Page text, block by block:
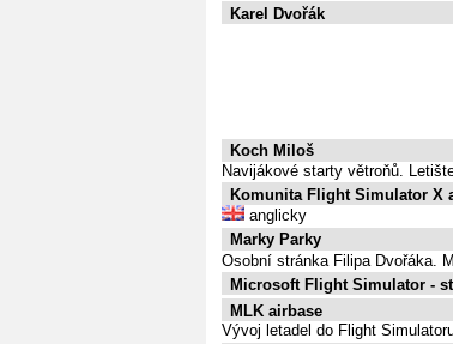
Karel Dvořák
Koch Miloš
Navijákové starty větroňů.
Komunita Flight Simulator X
anglicky
Marky Parky
Osobní stránka Filipa Dvořáka.
Microsoft Flight Simulator -
MLK airbase
Vývoj letadel do Flight